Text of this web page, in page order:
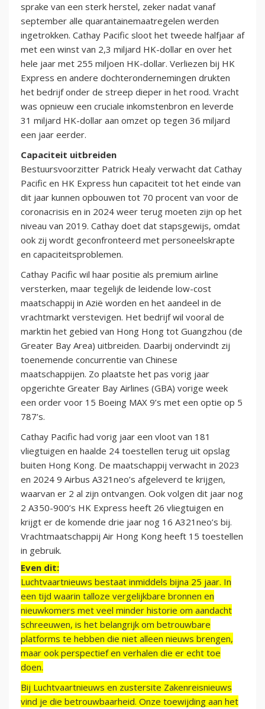
sprake van een sterk herstel, zeker nadat vanaf
september alle quarantainemaatregelen werden
ingetrokken. Cathay Pacific sloot het tweede halfjaar af
met een winst van 2,3 miljard HK-dollar en over het
hele jaar met 255 miljoen HK-dollar. Verliezen bij HK
Express en andere dochterondernemingen drukten
het bedrijf onder de streep dieper in het rood. Vracht
was opnieuw een cruciale inkomstenbron en leverde
31 miljard HK-dollar aan omzet op tegen 36 miljard
een jaar eerder.
Capaciteit uitbreiden
Bestuursvoorzitter Patrick Healy verwacht dat Cathay
Pacific en HK Express hun capaciteit tot het einde van
dit jaar kunnen opbouwen tot 70 procent van voor de
coronacrisis en in 2024 weer terug moeten zijn op het
niveau van 2019. Cathay doet dat stapsgewijs, omdat
ook zij wordt geconfronteerd met personeelskrapte
en capaciteitsproblemen.
Cathay Pacific wil haar positie als premium airline
versterken, maar tegelijk de leidende low-cost
maatschappij in Azië worden en het aandeel in de
vrachtmarkt verstevigen. Het bedrijf wil vooral de
marktin het gebied van Hong Hong tot Guangzhou (de
Greater Bay Area) uitbreiden. Daarbij ondervindt zij
toenemende concurrentie van Chinese
maatschappijen. Zo plaatste het pas vorig jaar
opgerichte Greater Bay Airlines (GBA) vorige week
een order voor 15 Boeing MAX 9’s met een optie op 5
787’s.
Cathay Pacific had vorig jaar een vloot van 181
vliegtuigen en haalde 24 toestellen terug uit opslag
buiten Hong Kong. De maatschappij verwacht in 2023
en 2024 9 Airbus A321neo’s afgeleverd te krijgen,
waarvan er 2 al zijn ontvangen. Ook volgen dit jaar nog
2 A350-900’s HK Express heeft 26 vliegtuigen en
krijgt er de komende drie jaar nog 16 A321neo’s bij.
Vrachtmaatschappij Air Hong Kong heeft 15 toestellen
in gebruik.
Even dit:
Luchtvaartnieuws bestaat inmiddels bijna 25 jaar. In
een tijd waarin talloze vergelijkbare bronnen en
nieuwkomers met veel minder historie om aandacht
schreeuwen, is het belangrijk om betrouwbare
platforms te hebben die niet alleen nieuws brengen,
maar ook perspectief en verhalen die er echt toe
doen.
Bij Luchtvaartnieuws en zustersite Zakenreisnieuws
vind je die betrouwbaarheid. Onze toewijding aan het